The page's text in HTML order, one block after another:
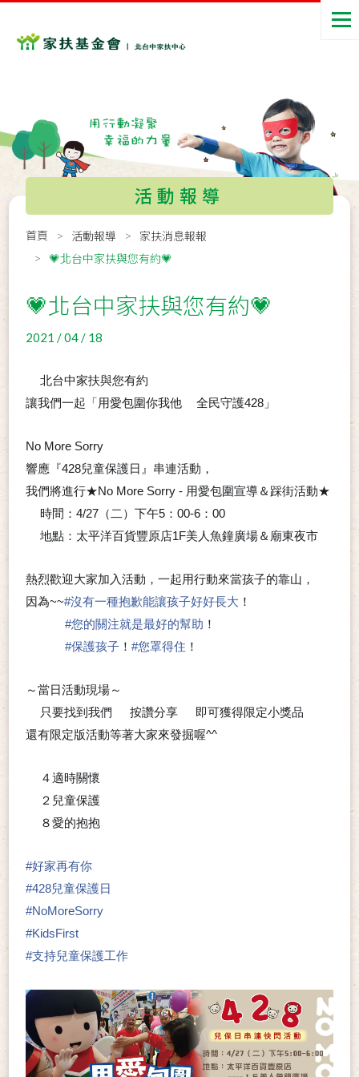
活動報導
首頁 活動報導
家扶消息報報
💗北台中家扶與您有約💗
💗北台中家扶與您有約💗
2021 / 04 / 18
北台中家扶與您有約
讓我們一起「用愛包圍你我他
全民守護428」
No More Sorry
響應『428兒童保護日』串連活動，
我們將進行★No More Sorry - 用愛包圍宣導＆踩街活動★
時間：4/27（二）下午5：00-6：00
地點：太平洋百貨豐原店1F美人魚鐘廣場＆廟東夜市
熱烈歡迎大家加入活動，一起用行動來當孩子的靠山，
因為~~#沒有一種抱歉能讓孩子好好長大 ！
#您的關注就是最好的幫助 ！
#保護孩子 ！#您罩得住 ！
～當日活動現場～
只要找到我們 按讚分享
即可獲得限定小獎品
還有限定版活動等著大家來發掘喔^^
４適時關懷
２兒童保護
８愛的抱抱
#好家再有你
#428兒童保護日
#NoMoreSorry
#KidsFirst
#支持兒童保護工作